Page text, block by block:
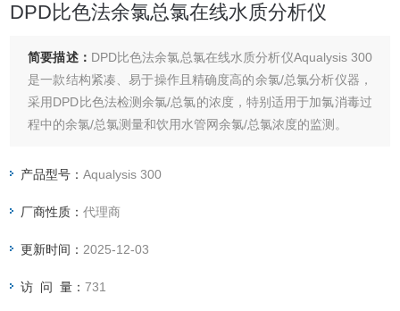
DPD比色法余氯总氯在线水质分析仪
简要描述： DPD比色法余氯总氯在线水质分析仪Aqualysis 300
是一款结构紧凑、易于操作且精确度高的余氯/总氯分析仪器，
采用DPD比色法检测余氯/总氯的浓度，特别适用于加氯消毒过
程中的余氯/总氯测量和饮用水管网余氯/总氯浓度的监测。
产品型号：Aqualysis 300
厂商性质：代理商
更新时间： 2025-12-03
访 问 量：731